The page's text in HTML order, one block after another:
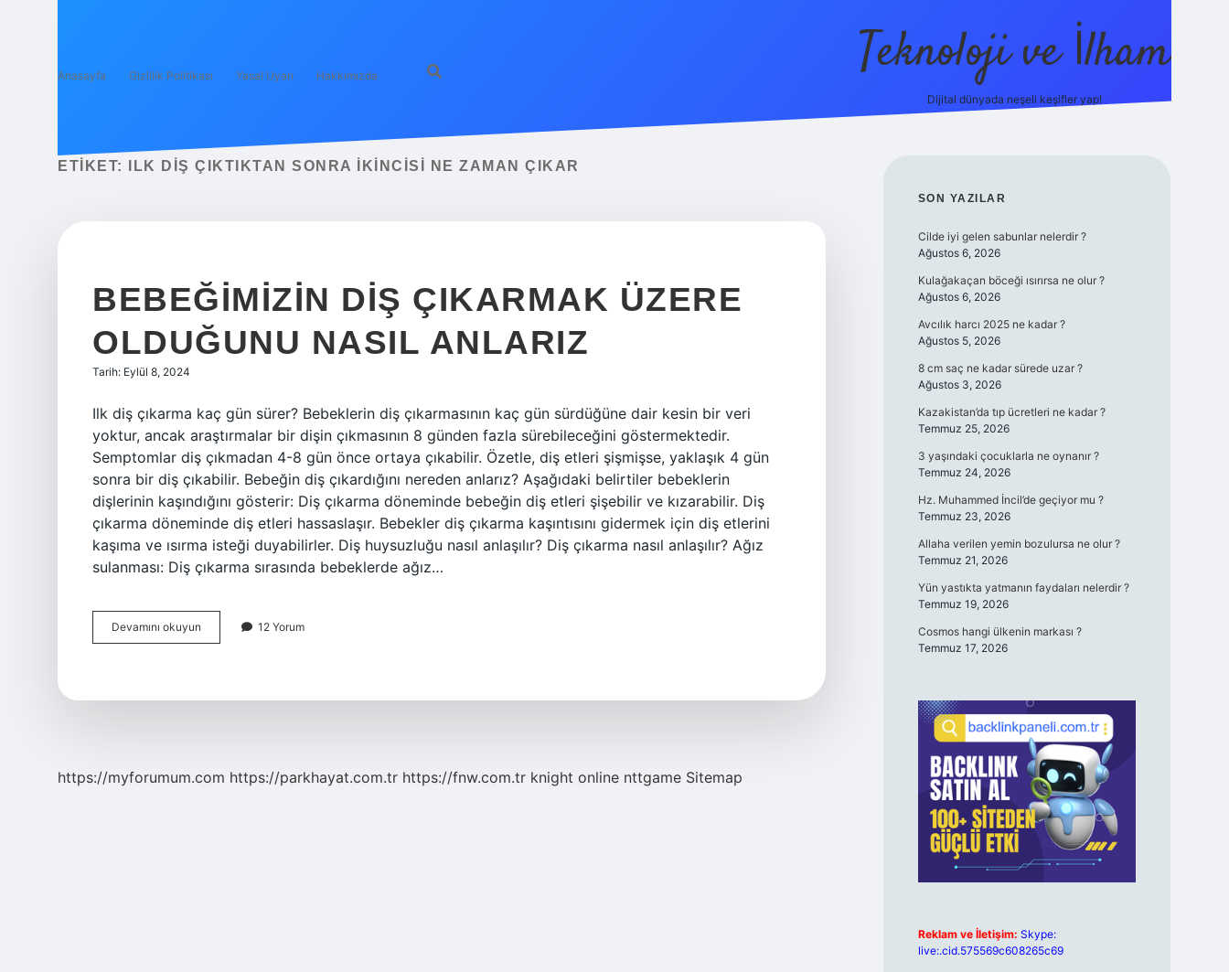
Anasayfa Gizlilik Politikası Yasal Uyarı Hakkımızda Teknoloji ve İlham
Dijital dünyada neşeli keşifler yap!
ETIKET: ILK DIŞ ÇIKTIKTAN SONRA IKINCISI NE ZAMAN ÇIKAR
BEBEĞIMIZIN DIŞ ÇIKARMAK ÜZERE
OLDUĞUNU NASIL ANLARIZ
Tarih: Eylül 8, 2024
Ilk diş çıkarma kaç gün sürer? Bebeklerin diş çıkarmasının kaç gün sürdüğüne dair kesin bir veri
yoktur, ancak araştırmalar bir dişin çıkmasının 8 günden fazla sürebileceğini göstermektedir.
Semptomlar diş çıkmadan 4-8 gün önce ortaya çıkabilir. Özetle, diş etleri şişmişse, yaklaşık 4 gün
sonra bir diş çıkabilir. Bebeğin diş çıkardığını nereden anlarız? Aşağıdaki belirtiler bebeklerin
dişlerinin kaşındığını gösterir: Diş çıkarma döneminde bebeğin diş etleri şişebilir ve kızarabilir. Diş
çıkarma döneminde diş etleri hassaslaşır. Bebekler diş çıkarma kaşıntısını gidermek için diş etlerini
kaşıma ve ısırma isteği duyabilirler. Diş huysuzluğu nasıl anlaşılır? Diş çıkarma nasıl anlaşılır? Ağız
sulanması: Diş çıkarma sırasında bebeklerde ağız…
Devamını okuyun Bebeğimizin
Diş
12 Yorum
https://myforumum.com https://parkhayat.com.tr https://fnw.com.tr knight online nttgame Sitemap
SIDEBAR
SON YAZILAR
Cilde iyi gelen sabunlar nelerdir ?
Ağustos 6, 2026
Kulağakaçan böceği ısırırsa ne olur ?
Ağustos 6, 2026
Avcılık harcı 2025 ne kadar ?
Ağustos 5, 2026
8 cm saç ne kadar sürede uzar ?
Ağustos 3, 2026
Kazakistan’da tıp ücretleri ne kadar ?
Temmuz 25, 2026
3 yaşındaki çocuklarla ne oynanır ?
Temmuz 24, 2026
Hz. Muhammed İncil’de geçiyor mu ?
Temmuz 23, 2026
Allaha verilen yemin bozulursa ne olur ?
Temmuz 21, 2026
Yün yastıkta yatmanın faydaları nelerdir ?
Temmuz 19, 2026
Cosmos hangi ülkenin markası ?
Temmuz 17, 2026
Reklam ve İletişim: Skype:
live:.cid.575569c608265c69